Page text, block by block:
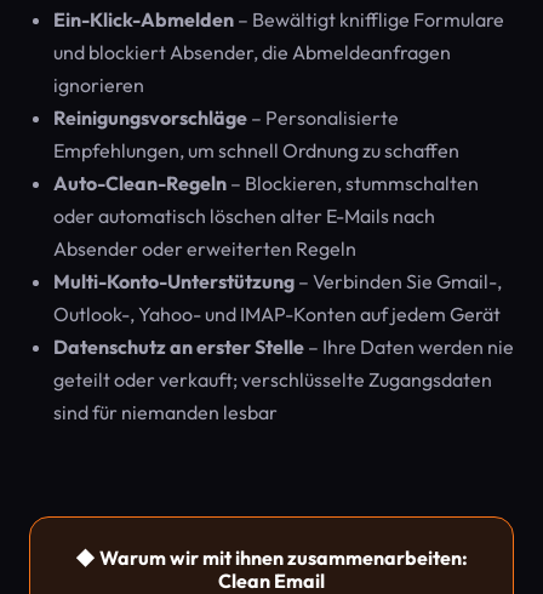
Ein-Klick-Abmelden – Bewältigt knifflige Formulare
und blockiert Absender, die Abmeldeanfragen
ignorieren
Reinigungsvorschläge – Personalisierte
Empfehlungen, um schnell Ordnung zu schaffen
Auto-Clean-Regeln – Blockieren, stummschalten
oder automatisch löschen alter E-Mails nach
Absender oder erweiterten Regeln
Multi-Konto-Unterstützung – Verbinden Sie Gmail-,
Outlook-, Yahoo- und IMAP-Konten auf jedem Gerät
Datenschutz an erster Stelle – Ihre Daten werden nie
geteilt oder verkauft; verschlüsselte Zugangsdaten
sind für niemanden lesbar
◆ Warum wir mit ihnen zusammenarbeiten:
Clean Email